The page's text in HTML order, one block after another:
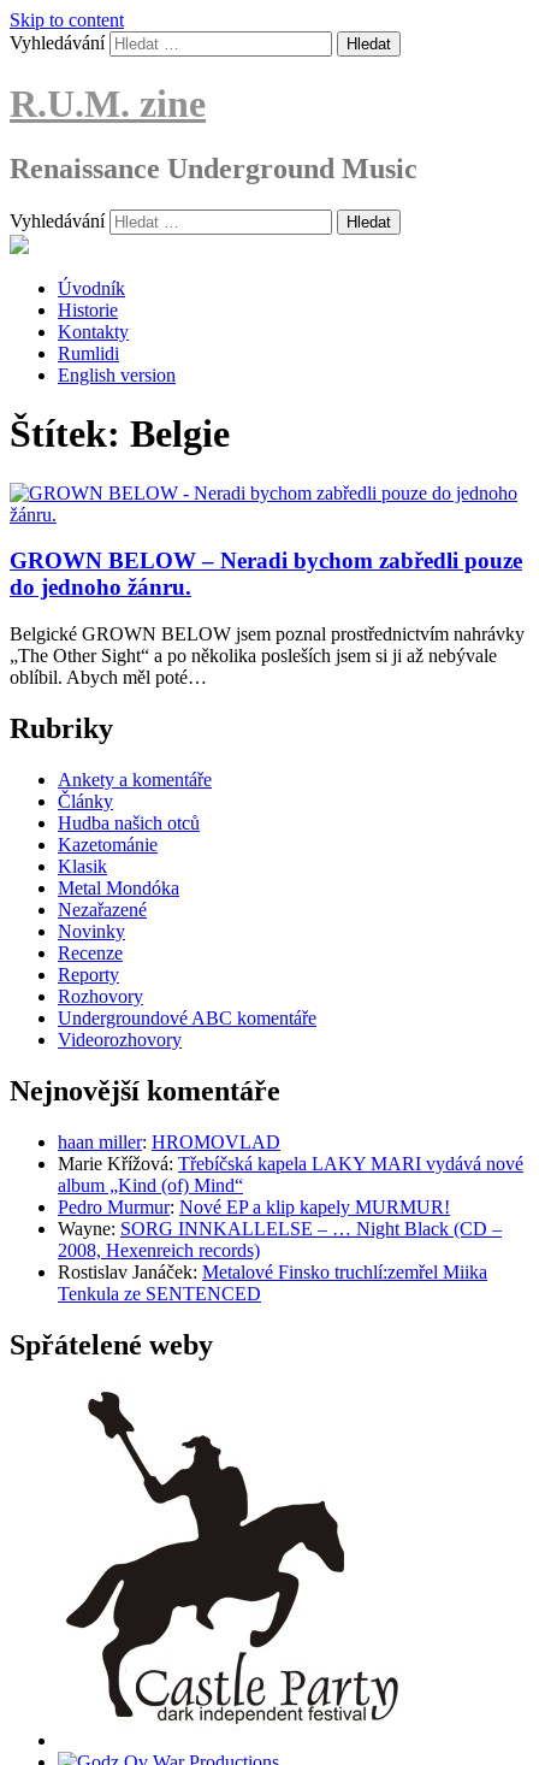
Skip to content
Vyhledávání
R.U.M. zine
Renaissance Underground Music
Vyhledávání
Úvodník
Historie
Kontakty
Rumlidi
English version
Štítek: Belgie
GROWN BELOW – Neradi bychom zabředli pouze
do jednoho žánru.
Belgické GROWN BELOW jsem poznal prostřednictvím nahrávky
„The Other Sight“ a po několika posleších jsem si ji až nebývale
oblíbil. Abych měl poté…
Rubriky
Ankety a komentáře
Články
Hudba našich otců
Kazetománie
Klasik
Metal Mondóka
Nezařazené
Novinky
Recenze
Reporty
Rozhovory
Undergroundové ABC komentáře
Videorozhovory
Nejnovější komentáře
haan miller: HROMOVLAD
Marie Křížová: Třebíčská kapela LAKY MARI vydává nové
album „Kind (of) Mind“
Pedro Murmur: Nové EP a klip kapely MURMUR!
Wayne: SORG INNKALLELSE – … Night Black (CD –
2008, Hexenreich records)
Rostislav Janáček: Metalové Finsko truchlí:zemřel Miika
Tenkula ze SENTENCED
Spřátelené weby